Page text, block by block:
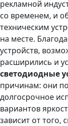
рекламной
со временем, и
техническим
на месте.
устройств,
расширились и
светодиодные
причинам: они
долгосрочное
вариантов
зависит от того,